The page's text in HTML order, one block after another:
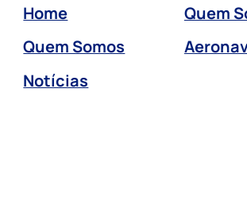
Home
Quem
Quem Somos
Notícias